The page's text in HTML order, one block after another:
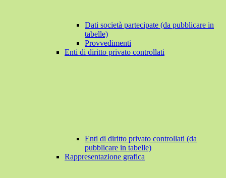
Dati società partecipate (da pubblicare in
tabelle)
Provvedimenti
Enti di diritto privato controllati
Enti di diritto privato controllati (da
pubblicare in tabelle)
Rappresentazione grafica